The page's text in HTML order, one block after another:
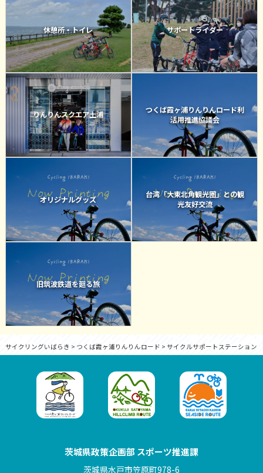
休憩所・トイレ サポートライダー
りんりんスクエア土浦
つくば霞ヶ浦りんりんロード利
活用推進協議会
オリジナルグッズ
台湾「大東北角観光圏」との観
光友好交流
旧筑波鉄道を廻る旅
サイクリングいばらき > つくば霞ヶ浦りんりんロード > サイクルサポートステーション
茨城県政策企画部 スポーツ推進課
茨城県水戸市笠原町978-6